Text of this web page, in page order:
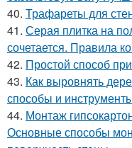
40. Трафареты для
41. Серая плитка на
сочетается. Правила
42. Простой способ
43. Как выровнять
способы и
44. Монтаж
Основные способы